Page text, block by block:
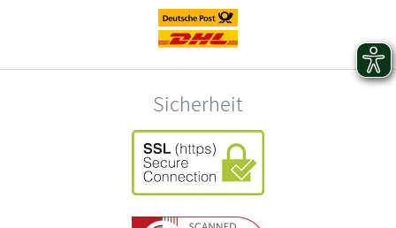
Sicherheit